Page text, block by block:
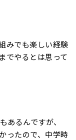
みでも楽しい経験
でやるとは思って
あるんですが、
ったので、中学時